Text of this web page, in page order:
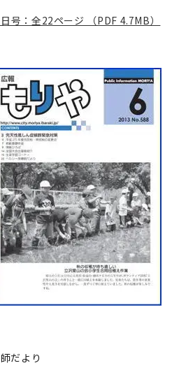
号：全22ページ （PDF 4.7MB）
だより